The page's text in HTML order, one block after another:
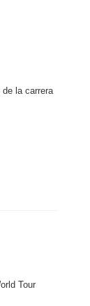
la carrera
Tour